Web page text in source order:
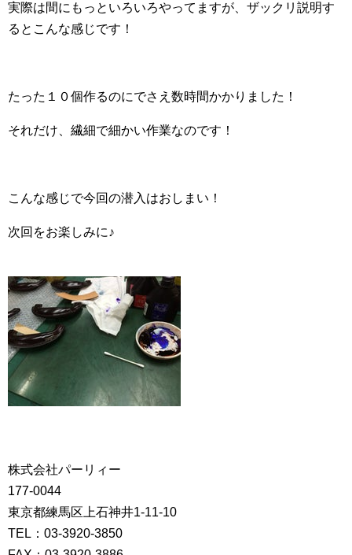
実際は間にもっといろいろやってますが、ザックリ説明す
るとこんな感じです！
たった１０個作るのにでさえ数時間かかりました！
それだけ、繊細で細かい作業なのです！
こんな感じで今回の潜入はおしまい！
次回をお楽しみに♪
株式会社パーリィー
177-0044
東京都練馬区上石神井1-11-10
TEL：03-3920-3850